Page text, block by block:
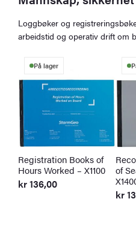
Loggbøker og
arbeidstid og operativ drift om
På lager
Registration Books of
Hours Worked – X1100
kr136,00
of
kr